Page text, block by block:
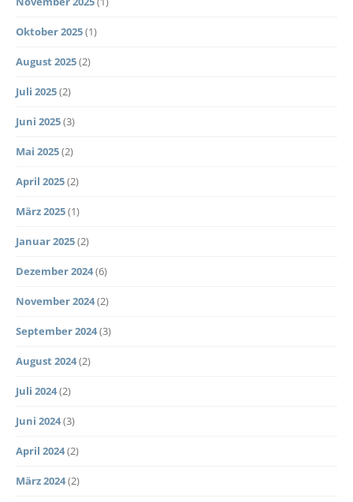
Oktober 2025(1)
August 2025(2)
Juli 2025(2)
Juni 2025(3)
Mai 2025(2)
April 2025(2)
März 2025(1)
Januar 2025(2)
Dezember 2024(6)
November 2024(2)
September 2024(3)
August 2024(2)
Juli 2024(2)
Juni 2024(3)
April 2024(2)
März 2024(2)